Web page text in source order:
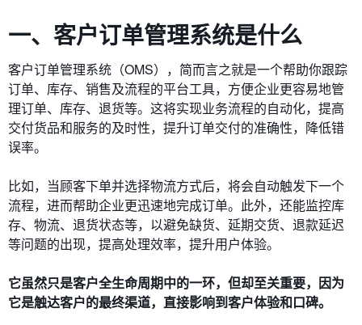
一、客户订单管理系统是什么
客户订单管理系统（OMS），简而言之就是一个帮助你跟踪
订单、库存、销售及流程的平台工具，方便企业更容易地管
理订单、库存、退货等。这将实现业务流程的自动化，提高
交付货品和服务的及时性，提升订单交付的准确性，降低错
误率。
比如，当顾客下单并选择物流方式后，将会自动触发下一个
流程，进而帮助企业更迅速地完成订单。此外，还能监控库
存、物流、退货状态等，以避免缺货、延期交货、退款延迟
等问题的出现，提高处理效率，提升用户体验。
它虽然只是客户全生命周期中的一环，但却至关重要，因为
它是触达客户的最终渠道，直接影响到客户体验和口碑。